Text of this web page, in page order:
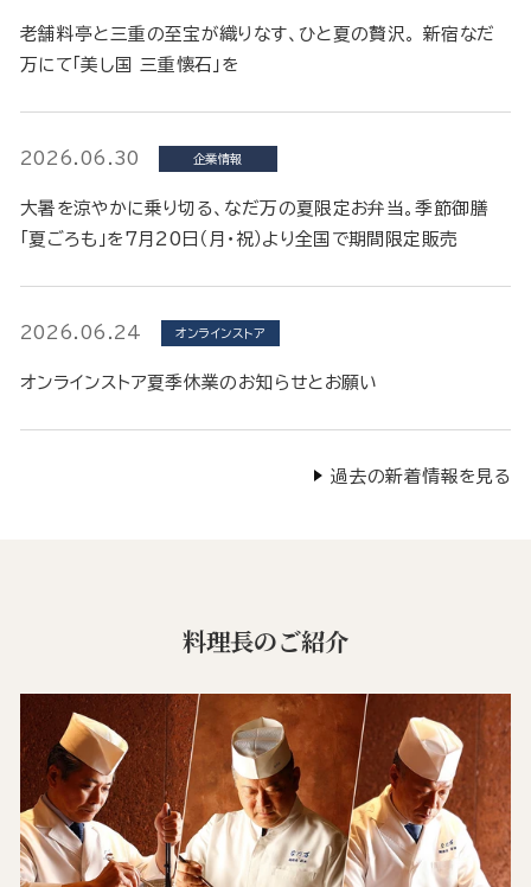
老舗料亭と三重の至宝が織りなす、ひと夏の贅沢。 新宿なだ
万にて「美し国 三重懐石」を
2026.06.30 企業情報
大暑を涼やかに乗り切る、なだ万の夏限定お弁当。季節御膳
「夏ごろも」を7月20日（月・祝）より全国で期間限定販売
2026.06.24 オンラインストア
オンラインストア夏季休業のお知らせとお願い
過去の新着情報を見る
料理長のご紹介